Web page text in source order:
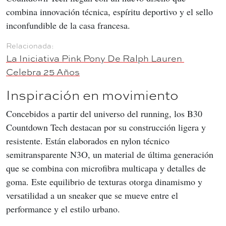
combina innovación técnica, espíritu deportivo y el sello
inconfundible de la casa francesa.
La Iniciativa Pink Pony De Ralph Lauren
Celebra 25 Años
Inspiración en movimiento
Concebidos a partir del universo del running, los B30
Countdown Tech destacan por su construcción ligera y
resistente. Están elaborados en nylon técnico
semitransparente N3O, un material de última generación
que se combina con microfibra multicapa y detalles de
goma. Este equilibrio de texturas otorga dinamismo y
versatilidad a un sneaker que se mueve entre el
performance y el estilo urbano.